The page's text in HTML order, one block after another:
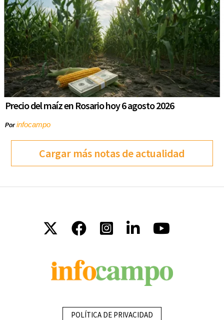
Precio del maíz en Rosario hoy 6 agosto 2026
Porinfocampo
Cargar más notas de actualidad
POLÍTICA DE PRIVACIDAD